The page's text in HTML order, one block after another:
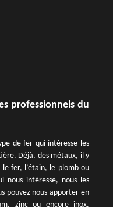
professionnels du
de fer qui intéresse les
Déjà, des métaux, il y
fer, l’étain, le plomb ou
nous intéresse, nous les
pouvez nous apporter en
zinc ou encore inox.